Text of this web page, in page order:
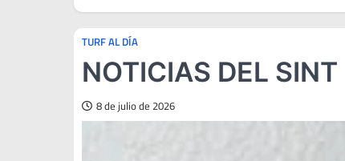
TURF AL DÍA
NOTICIAS DEL SINT
8 de julio de 2026